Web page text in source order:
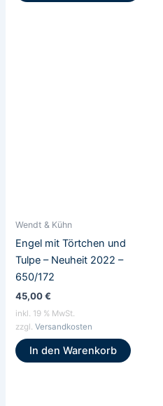
Wendt & Kühn
Engel mit Törtchen und
Tulpe – Neuheit 2022 –
650/172
45,00€
inkl. 19 % MwSt.
zzgl.Versandkosten
In den Warenkorb